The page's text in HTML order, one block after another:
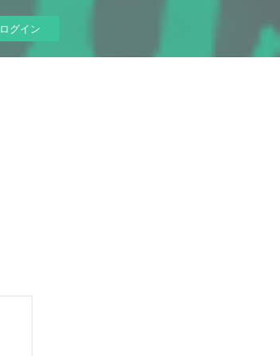
ログイン